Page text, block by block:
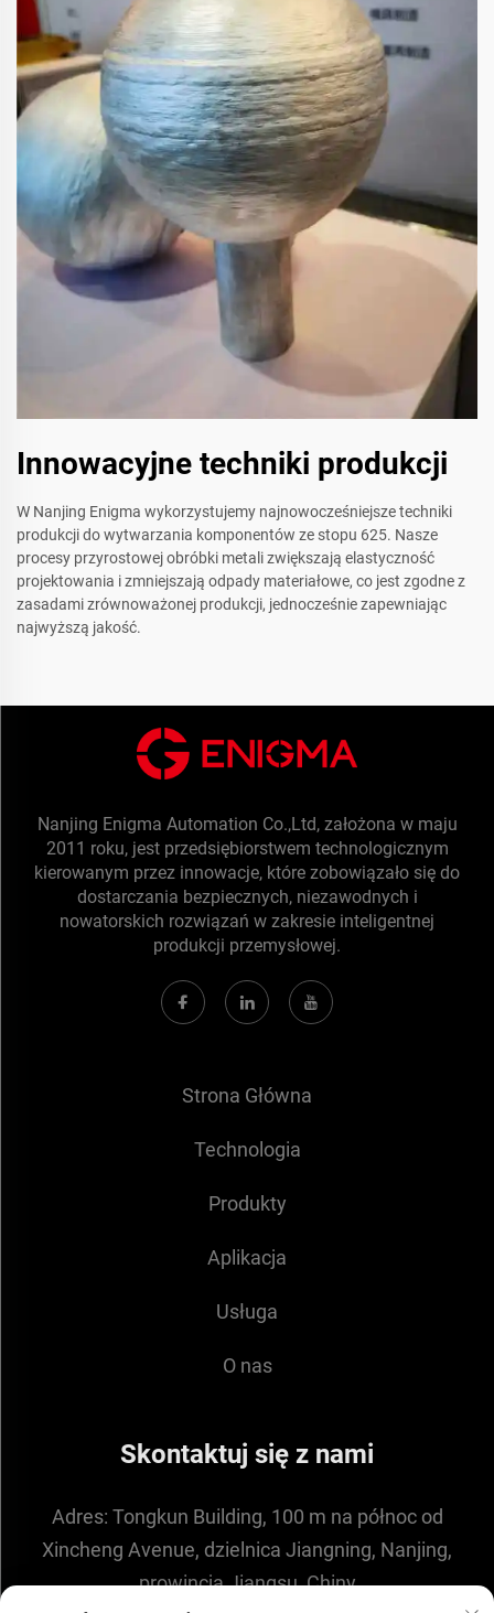
Innowacyjne techniki produkcji
W Nanjing Enigma wykorzystujemy najnowocześniejsze techniki
produkcji do wytwarzania komponentów ze stopu 625. Nasze
procesy przyrostowej obróbki metali zwiększają elastyczność
projektowania i zmniejszają odpady materiałowe, co jest zgodne z
zasadami zrównoważonej produkcji, jednocześnie zapewniając
najwyższą jakość.
Nanjing Enigma Automation Co.,Ltd, założona w maju
2011 roku, jest przedsiębiorstwem technologicznym
kierowanym przez innowacje, które zobowiązało się do
dostarczania bezpiecznych, niezawodnych i
nowatorskich rozwiązań w zakresie inteligentnej
produkcji przemysłowej.
Strona Główna
Technologia
Produkty
Aplikacja
Usługa
O nas
Skontaktuj się z nami
Adres: Tongkun Building, 100 m na północ od
Xincheng Avenue, dzielnica Jiangning, Nanjing,
prowincja Jiangsu, Chiny